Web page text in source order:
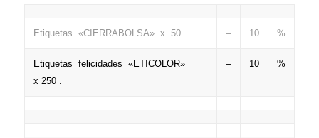
Etiquetas «CIERRABOLSA» x 50 . – 10 %
Etiquetas felicidades «ETICOLOR»
x 250 .
– 10 %